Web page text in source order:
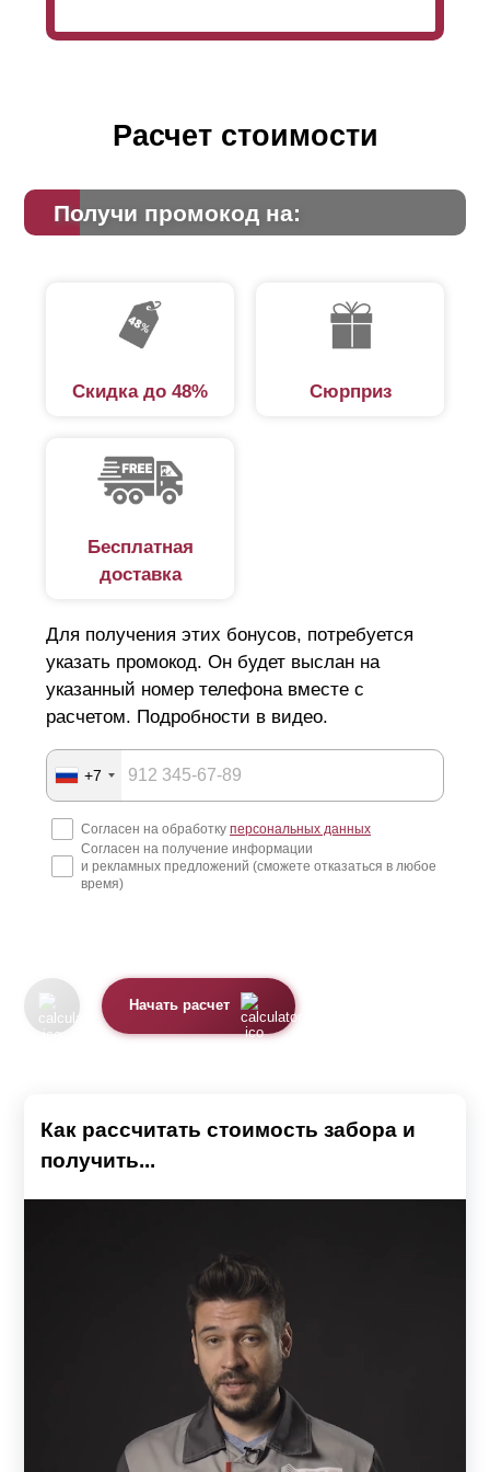
гарантирует полную скрытность со стороны улицы.
Расчет стоимости
Получи промокод на:
Скидка до 48% Сюрприз
Бесплатная
доставка
Для получения этих бонусов, потребуется
указать промокод. Он будет выслан на
указанный номер телефона вместе с
расчетом. Подробности в видео.
+7
Согласен на обработку персональных данных
Согласен на получение информации
и рекламных предложений (сможете отказаться в любое
время)
Начать расчет
Как рассчитать стоимость забора и
получить...